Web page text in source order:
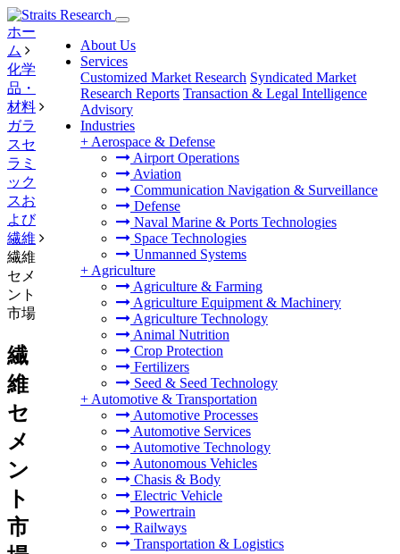
About Us
Services
Customized Market Research Syndicated Market
Research Reports Transaction & Legal Intelligence
Advisory
Industries
+ Aerospace & Defense
Airport Operations
Aviation
Communication Navigation & Surveillance
Defense
Naval Marine & Ports Technologies
Space Technologies
Unmanned Systems
+ Agriculture
Agriculture & Farming
Agriculture Equipment & Machinery
Agriculture Technology
Animal Nutrition
Crop Protection
Fertilizers
Seed & Seed Technology
+ Automotive & Transportation
Automotive Processes
Automotive Services
Automotive Technology
Autonomous Vehicles
Chasis & Body
Electric Vehicle
Powertrain
Railways
Transportation & Logistics
ホー
ム
化学
品・
材料
ガラ
スセ
ラミ
ック
スお
よび
繊維
繊維
セメ
ント
市場
繊
維
セ
メ
ン
ト
市